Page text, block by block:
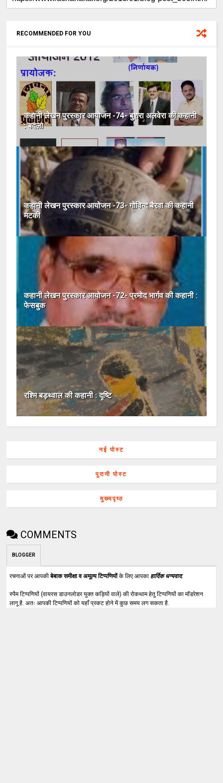
RECOMMENDED FOR YOU
कहानी लेखन पुरस्कार आयोजन -74- बुशरा अलवेरा की कहानी
: बदला
कहानी लेखन पुरस्कार आयोजन -73- गोविन्द बैरवा की कहानी
मटकी
कहानी लेखन पुरस्कार आयोजन -72- प्रमोद भार्गव की कहानी :
फेसबुक
रश्‍मि बड़थ्‍वाल की कहानी : दृष्टि
नई पोस्ट
पुरानी पोस्ट
मुख्यपृष्ठ
COMMENTS
BLOGGER
रचनाओं पर आपकीबेबाक समीक्षा व अमूल्य टिप्पणियोंके लिए आपका हार्दिक धन्यवाद.
स्पैम टिप्पणियों (वायरस डाउनलोडर युक्त कड़ियों वाले) की रोकथाम हेतु टिप्पणियों का मॉडरेशन
लागू है. अतः आपकी टिप्पणियों को यहाँ प्रकट होने में कुछ समय लग सकता है.